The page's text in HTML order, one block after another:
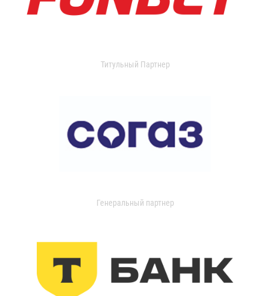
Титульный Партнер
Генеральный партнер